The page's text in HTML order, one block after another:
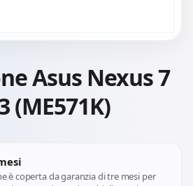
Asus Nexus 7
(ME571K)
è coperta da garanzia di tre mesi per